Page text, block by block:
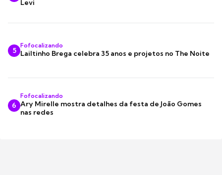
Levi
5
Fofocalizando
Lailtinho Brega celebra 35 anos e projetos no The Noite
6
Fofocalizando
Ary Mirelle mostra detalhes da festa de João Gomes
nas redes